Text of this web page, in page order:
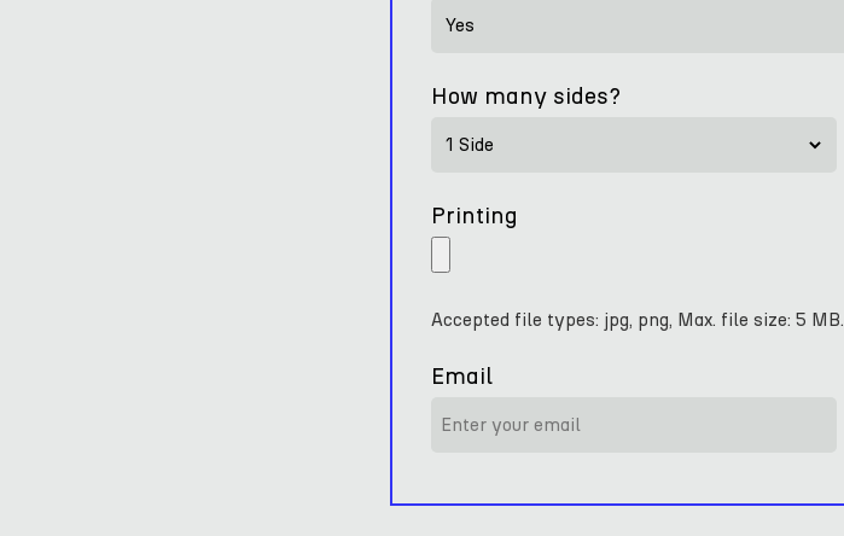
How many sides?
Printing
Accepted file types: jpg, png, Max. file size: 5 MB.
Email